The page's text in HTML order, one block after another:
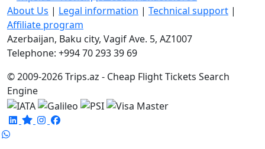
About Us | Legal information | Technical support |
Affiliate program
Azerbaijan, Baku city, Vagif Ave. 5, AZ1007
Telephone: +994 70 293 39 69
© 2009-2026 Trips.az - Cheap Flight Tickets Search
Engine